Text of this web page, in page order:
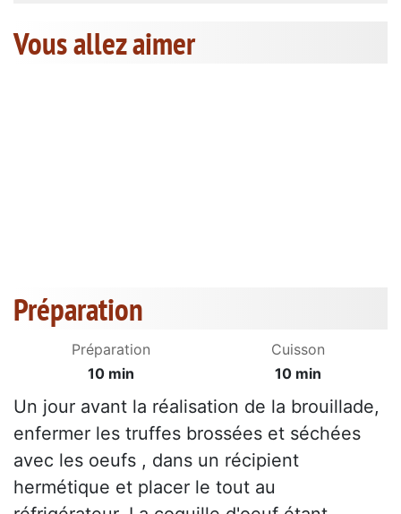
Vous allez aimer
Préparation
Préparation
10 min
Cuisson
10 min
Un jour avant la réalisation de la brouillade,
enfermer les truffes brossées et séchées
avec les oeufs , dans un récipient
hermétique et placer le tout au